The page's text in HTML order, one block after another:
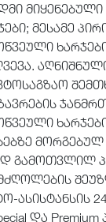
მიყენებული
მესამე
გამოთვლილ
ასისტანსის
და Premium